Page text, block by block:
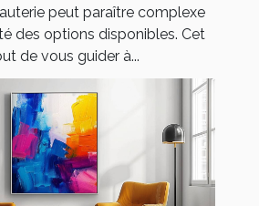
peut paraître complexe
des options disponibles. Cet
de vous guider à...